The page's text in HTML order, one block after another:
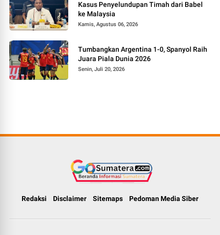
Kasus Penyelundupan Timah dari Babel
ke Malaysia
Kamis, Agustus 06, 2026
Tumbangkan Argentina 1-0, Spanyol Raih
Juara Piala Dunia 2026
Senin, Juli 20, 2026
Redaksi Disclaimer Sitemaps Pedoman Media Siber